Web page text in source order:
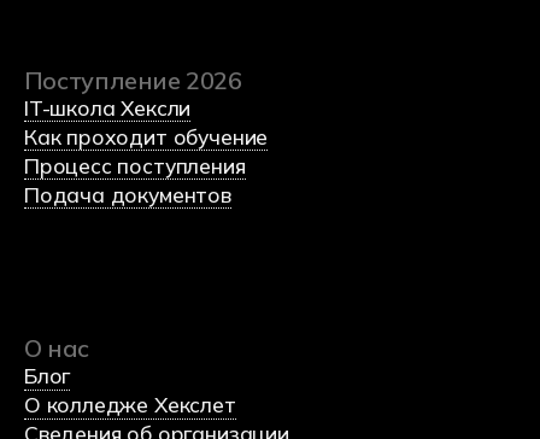
Политика обработки данных
Согласие на обработку данных
Использования Cookie-файлов
международным холдингом Эдутех групп